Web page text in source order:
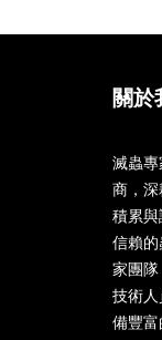
關於
滅蟲
商，
積累
信賴
家團
技術
備豐